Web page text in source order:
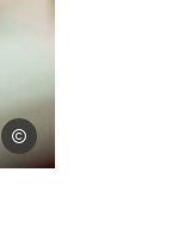
Charles Savouret